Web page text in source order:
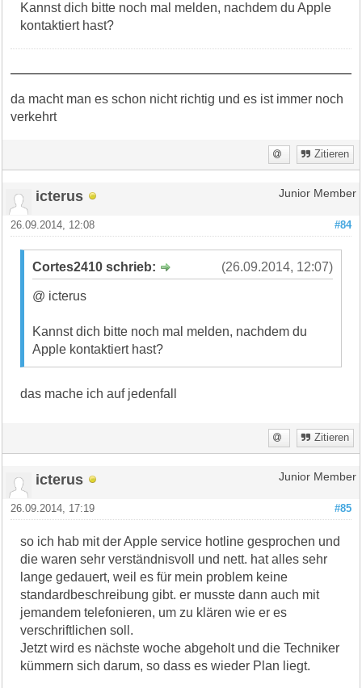
Kannst dich bitte noch mal melden, nachdem du Apple
kontaktiert hast?
da macht man es schon nicht richtig und es ist immer noch
verkehrt
Zitieren
icterus Junior Member
#84
26.09.2014, 12:08
(26.09.2014, 12:07)
Cortes2410 schrieb:
@ icterus
Kannst dich bitte noch mal melden, nachdem du
Apple kontaktiert hast?
das mache ich auf jedenfall
Zitieren
icterus Junior Member
#85
26.09.2014, 17:19
so ich hab mit der Apple service hotline gesprochen und
die waren sehr verständnisvoll und nett. hat alles sehr
lange gedauert, weil es für mein problem keine
standardbeschreibung gibt. er musste dann auch mit
jemandem telefonieren, um zu klären wie er es
verschriftlichen soll.
Jetzt wird es nächste woche abgeholt und die Techniker
kümmern sich darum, so dass es wieder Plan liegt.